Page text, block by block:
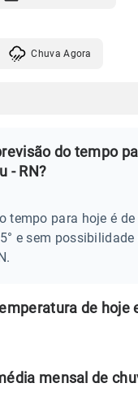
Chuva Agora
do tempo
- RN?
tempo para hoje é
e sem
de hoje
mensal de